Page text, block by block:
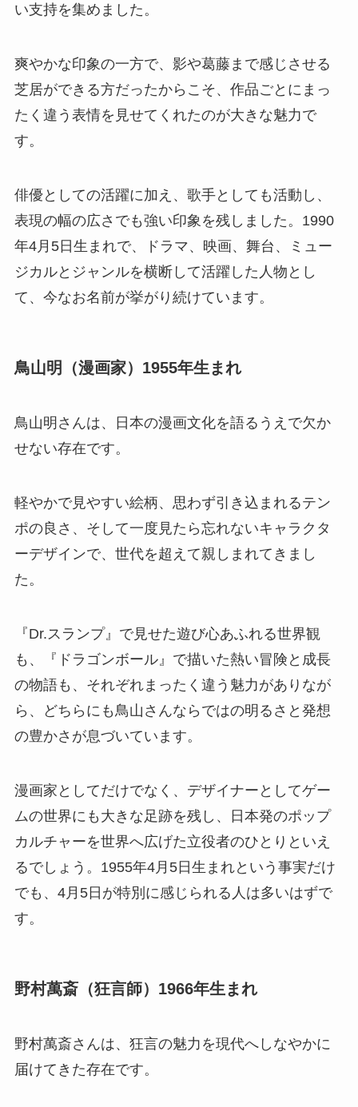
い支持を集めました。
爽やかな印象の一方で、影や葛藤まで感じさせる
芝居ができる方だったからこそ、作品ごとにまっ
たく違う表情を見せてくれたのが大きな魅力で
す。
俳優としての活躍に加え、歌手としても活動し、
表現の幅の広さでも強い印象を残しました。1990
年4月5日生まれで、ドラマ、映画、舞台、ミュー
ジカルとジャンルを横断して活躍した人物とし
て、今なお名前が挙がり続けています。
鳥山明（漫画家）1955年生まれ
鳥山明さんは、日本の漫画文化を語るうえで欠か
せない存在です。
軽やかで見やすい絵柄、思わず引き込まれるテン
ポの良さ、そして一度見たら忘れないキャラクタ
ーデザインで、世代を超えて親しまれてきまし
た。
『Dr.スランプ』で見せた遊び心あふれる世界観
も、『ドラゴンボール』で描いた熱い冒険と成長
の物語も、それぞれまったく違う魅力がありなが
ら、どちらにも鳥山さんならではの明るさと発想
の豊かさが息づいています。
漫画家としてだけでなく、デザイナーとしてゲー
ムの世界にも大きな足跡を残し、日本発のポップ
カルチャーを世界へ広げた立役者のひとりといえ
るでしょう。1955年4月5日生まれという事実だけ
でも、4月5日が特別に感じられる人は多いはずで
す。
野村萬斎（狂言師）1966年生まれ
野村萬斎さんは、狂言の魅力を現代へしなやかに
届けてきた存在です。